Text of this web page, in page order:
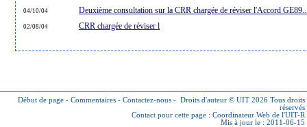
04/10/04 Deuxième consultation sur la CRR chargée de réviser l'Accord
02/08/04 CRR chargée de réviser l
Début de page - Commentaires - Contactez-nous - Droits d'auteur © UIT 2026 Tous droits
réservés
Contact pour cette page : Coordinateur Web de l'UIT-R
Mis à jour le : 2011-06-15